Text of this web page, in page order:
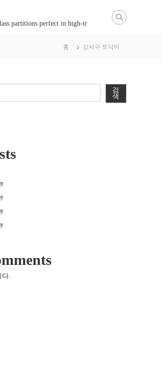
partitions perfect in high-tr
홈 강서구 토닥이
검
색
.